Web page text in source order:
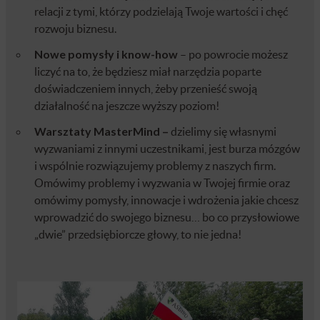
relacji z tymi, którzy podzielają Twoje wartości i chęć
rozwoju biznesu.
Nowe pomysły i know-how – po powrocie możesz
liczyć na to, że będziesz miał narzędzia poparte
doświadczeniem innych, żeby przenieść swoją
działalność na jeszcze wyższy poziom!
Warsztaty MasterMind – dzielimy się własnymi
wyzwaniami z innymi uczestnikami, jest burza mózgów
i wspólnie rozwiązujemy problemy z naszych firm.
Omówimy problemy i wyzwania w Twojej firmie oraz
omówimy pomysły, innowacje i wdrożenia jakie chcesz
wprowadzić do swojego biznesu… bo co przysłowiowe
„dwie” przedsiębiorcze głowy, to nie jedna!